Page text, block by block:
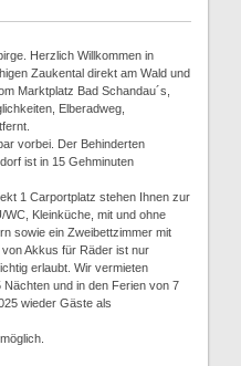
Herzlich Willkommen in
Zaukental direkt am Wald und
Marktplatz Bad Schandau´s,
Elberadweg,
vorbei. Der Behinderten
ist in 15 Gehminuten
1 Carportplatz stehen Ihnen zur
WC, Kleinküche, mit und ohne
sowie ein Zweibettzimmer mit
Akkus für Räder ist nur
erlaubt. Wir vermieten
und in den Ferien von 7
wieder Gäste als